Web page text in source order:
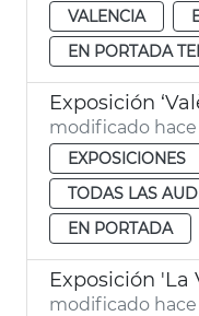
VALENCIA
EN PORTADA
modificado hace
EXPOSICIONES
TODAS LAS
EN PORTADA
modificado hace